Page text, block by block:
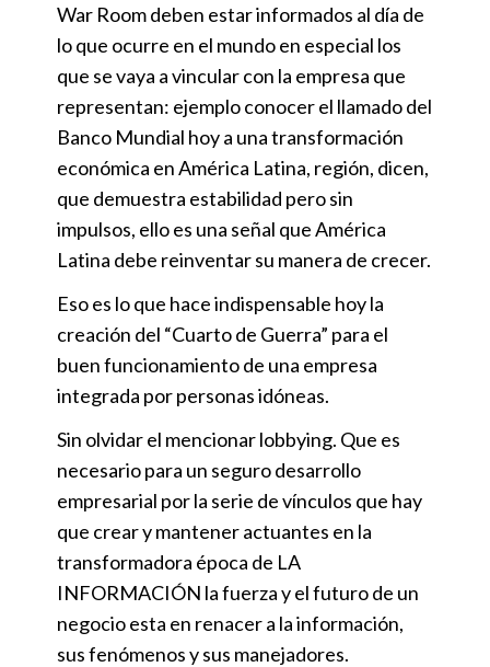
War Room deben estar informados al día de
lo que ocurre en el mundo en especial los
que se vaya a vincular con la empresa que
representan: ejemplo conocer el llamado del
Banco Mundial hoy a una transformación
económica en América Latina, región, dicen,
que demuestra estabilidad pero sin
impulsos, ello es una señal que América
Latina debe reinventar su manera de crecer.
Eso es lo que hace indispensable hoy la
creación del “Cuarto de Guerra” para el
buen funcionamiento de una empresa
integrada por personas idóneas.
Sin olvidar el mencionar lobbying. Que es
necesario para un seguro desarrollo
empresarial por la serie de vínculos que hay
que crear y mantener actuantes en la
transformadora época de LA
INFORMACIÓN la fuerza y el futuro de un
negocio esta en renacer a la información,
sus fenómenos y sus manejadores.